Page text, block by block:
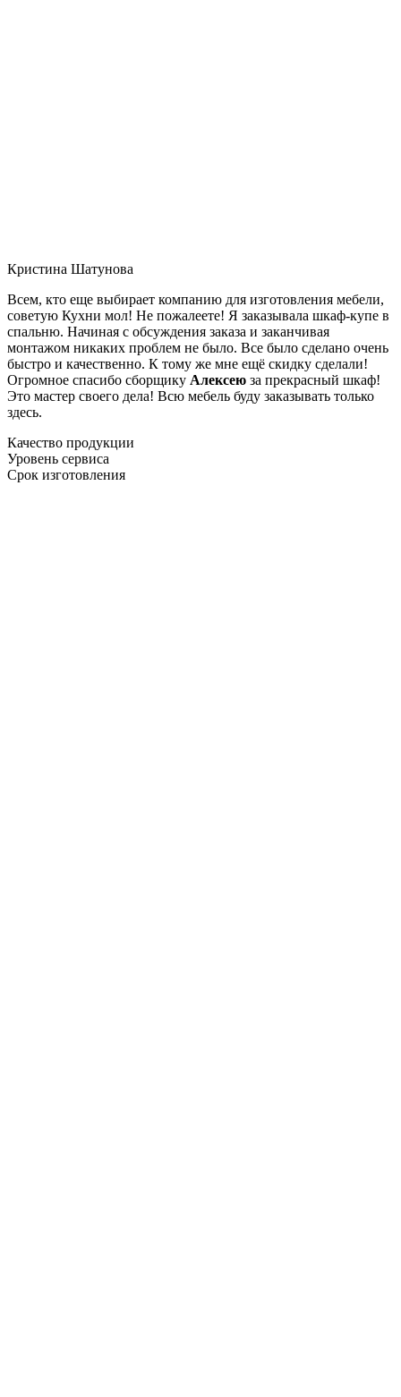
Кристина Шатунова
Всем, кто еще выбирает компанию для изготовления мебели,
советую Кухни мол! Не пожалеете! Я заказывала шкаф-купе в
спальню. Начиная с обсуждения заказа и заканчивая
монтажом никаких проблем не было. Все было сделано очень
быстро и качественно. К тому же мне ещё скидку сделали!
Огромное спасибо сборщику Алексею за прекрасный шкаф!
Это мастер своего дела! Всю мебель буду заказывать только
здесь.
Качество продукции
Уровень сервиса
Срок изготовления